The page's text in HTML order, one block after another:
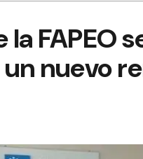
FAPEO
nuevo